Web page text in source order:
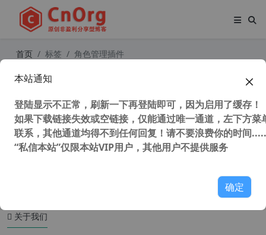
首页 标签 角色管理插件
独家汉化WordPress用户角色管理插
新到v1.6.4】
关于我们
本站通知
登陆显示不正常，刷新一下再登陆即可，因为启用了缓存！
如果下载链接失效或空链接，仅能通过唯一通道，左下方菜
联系，其他通道均得不到任何回复！请不要浪费你的时间
“私信本站”仅限本站VIP用户，其他用户不提供服务
确定